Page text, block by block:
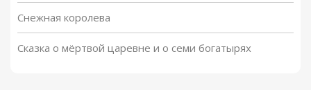
Снежная королева
Сказка о мёртвой царевне и о семи богатырях